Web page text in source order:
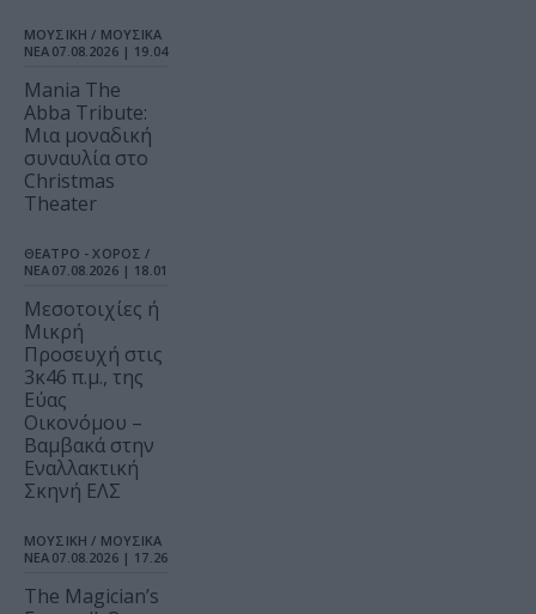
ΜΟΥΣΙΚΗ / ΜΟΥΣΙΚΑ
ΝΕΑ 07.08.2026 | 19.04
Mania The
Abba Tribute:
Μια μοναδική
συναυλία στο
Christmas
Theater
ΘΕΑΤΡΟ - ΧΟΡΟΣ /
ΝΕΑ 07.08.2026 | 18.01
Μεσοτοιχίες ή
Μικρή
Προσευχή στις
3κ46 π.μ., της
Εύας
Οικονόμου –
Βαμβακά στην
Εναλλακτική
Σκηνή ΕΛΣ
ΜΟΥΣΙΚΗ / ΜΟΥΣΙΚΑ
ΝΕΑ 07.08.2026 | 17.26
The Magician’s